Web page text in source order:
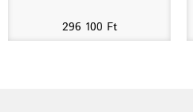
296 100 Ft